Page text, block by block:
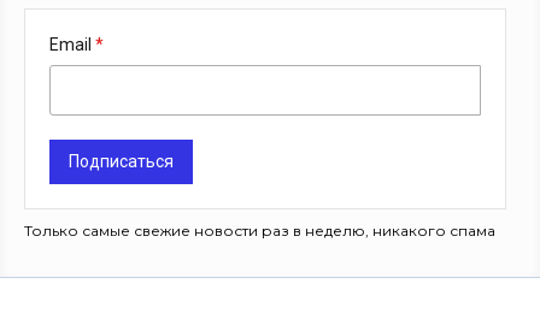
Email
Подписаться
Только самые свежие новости раз в неделю, никакого спама